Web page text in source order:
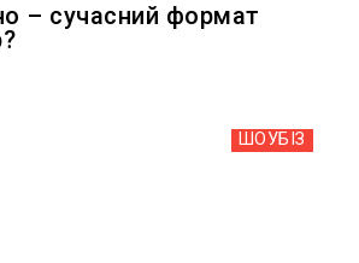
– сучасний формат
ШОУБIЗ